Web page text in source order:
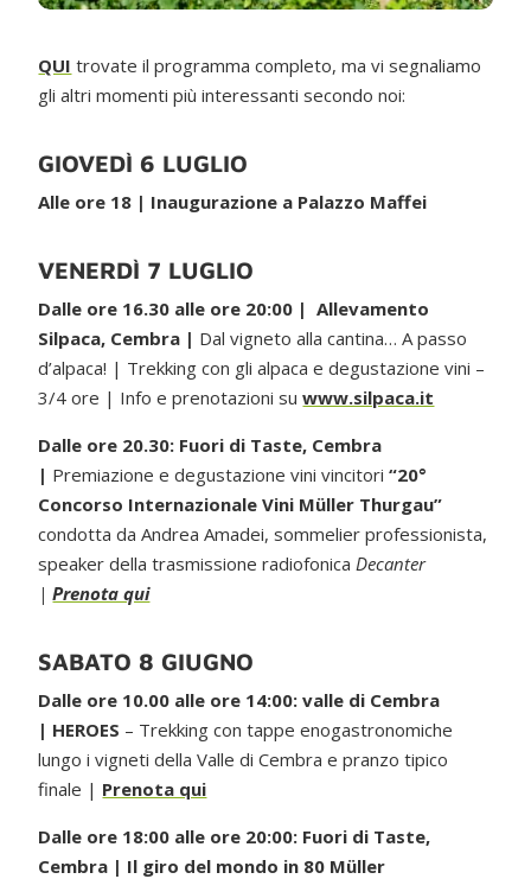
QUI trovate il programma completo, ma vi segnaliamo
gli altri momenti più interessanti secondo noi:
GIOVEDÌ 6 LUGLIO
Alle ore 18 | Inaugurazione a Palazzo Maffei
VENERDÌ 7 LUGLIO
Dalle ore 16.30 alle ore 20:00 | Allevamento
Silpaca, Cembra | Dal vigneto alla cantina… A passo
d’alpaca! | Trekking con gli alpaca e degustazione vini –
3/4 ore | Info e prenotazioni suwww.silpaca.it
Dalle ore 20.30: Fuori di Taste, Cembra
| Premiazione e degustazione vini vincitori“20°
Concorso Internazionale Vini Müller Thurgau”
condotta da Andrea Amadei, sommelier professionista,
speaker della trasmissione radiofonica Decanter
|Prenota qui
SABATO 8 GIUGNO
Dalle ore 10.00 alle ore 14:00: valle di Cembra
| HEROES – Trekking con tappe enogastronomiche
lungo i vigneti della Valle di Cembra e pranzo tipico
finale | Prenota qui
Dalle ore 18:00 alle ore 20:00: Fuori di Taste,
Cembra | Il giro del mondo in 80 Müller